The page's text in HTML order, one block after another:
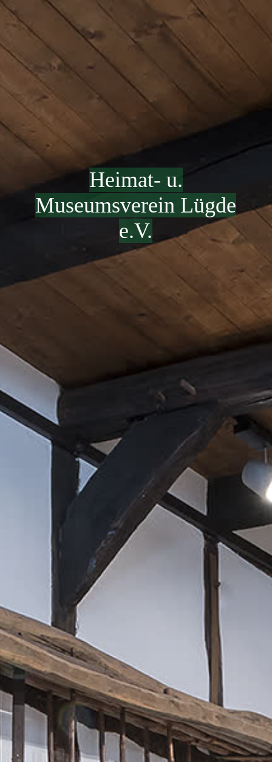
Heimat- u.
Museumsverein Lügde
e.V.